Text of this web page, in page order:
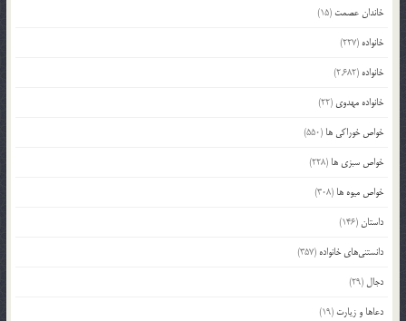
خاندان عصمت (15)
خانواده (227)
خانواده (2,682)
خانواده مهدوی (22)
خواص خوراکی ها (550)
خواص سبزی ها (228)
خواص میوه ها (308)
داستان(146)
دانستنی‌های خانواده (357)
دجال (29)
دعاها و زیارت (19)